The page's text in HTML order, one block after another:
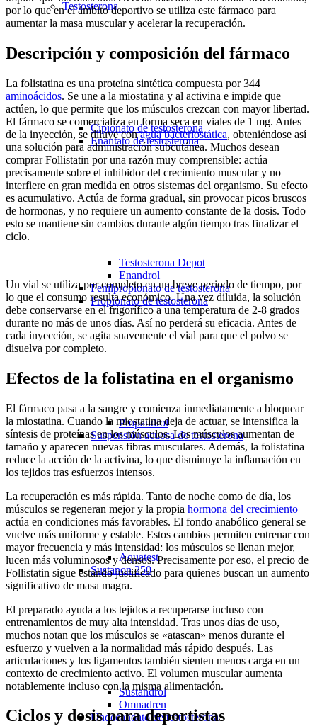
Testosterona
Cipionato de testosterona
Enantato de testosterona
Testosterona Depot
Enandrol
Fenilpropionato de testosterona
Propionato de testosterona
Propandrol
Suspensión acuosa de testosterona
Aquatest
Sustanon 250
Sustandrol
Omnadren
Undecanoato de testosterona
por lo que en el ámbito deportivo se utiliza este fármaco para
aumentar la masa muscular y acelerar la recuperación.
Descripción y composición del fármaco
La folistatina es una proteína sintética compuesta por 344
aminoácidos. Se une a la miostatina y al activina e impide que
actúen, lo que permite que los músculos crezcan con mayor libertad.
El fármaco se comercializa en forma seca en viales de 1 mg. Antes
de la inyección, se diluye conagua bacteriostática, obteniéndose así
una solución para administración subcutánea. Muchos desean
comprar Follistatin por una razón muy comprensible: actúa
precisamente sobre el inhibidor del crecimiento muscular y no
interfiere en gran medida en otros sistemas del organismo. Su efecto
es acumulativo. Actúa de forma gradual, sin provocar picos bruscos
de hormonas, y no requiere un aumento constante de la dosis. Todo
esto se mantiene sin cambios durante algún tiempo tras finalizar el
ciclo.
Un vial se utiliza por completo en un breve periodo de tiempo, por
lo que el consumo resulta económico. Una vez diluida, la solución
debe conservarse en el frigorífico a una temperatura de 2-8 grados
durante no más de unos días. Así no perderá su eficacia. Antes de
cada inyección, se agita suavemente el vial para que el polvo se
disuelva por completo.
Efectos de la folistatina en el organismo
El fármaco pasa a la sangre y comienza inmediatamente a bloquear
la miostatina. Cuando la miostatina deja de actuar, se intensifica la
síntesis de proteínas en los músculos. Los músculos aumentan de
tamaño y aparecen nuevas fibras musculares. Además, la folistatina
reduce la acción de la activina, lo que disminuye la inflamación en
los tejidos tras esfuerzos intensos.
La recuperación es más rápida. Tanto de noche como de día, los
músculos se regeneran mejor y la propia hormona del crecimiento
actúa en condiciones más favorables. El fondo anabólico general se
vuelve más uniforme y estable. Estos cambios permiten entrenar con
mayor frecuencia y más intensidad: los músculos se llenan mejor,
lucen más voluminosos y densos. Precisamente por eso, el precio de
Follistatin sigue estando justificado para quienes buscan un aumento
significativo de masa magra.
El preparado ayuda a los tejidos a recuperarse incluso con
entrenamientos de muy alta intensidad. Tras unos días de uso,
muchos notan que los músculos se «atascan» menos durante el
esfuerzo y vuelven a la normalidad más rápido después. Las
articulaciones y los ligamentos también sienten menos carga en un
contexto de crecimiento activo. El volumen muscular aumenta
notablemente incluso con la misma alimentación.
Ciclos y dosis para deportistas